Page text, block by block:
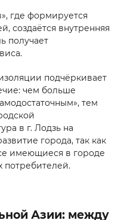
где формируется
создаётся внутренняя
получает
подчёркивает
чем больше
тем
в г. Лодзь на
города, так как
имеющиеся в городе
потребителей.
Азии: между